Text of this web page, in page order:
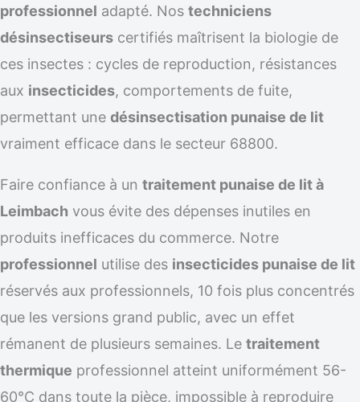
professionnel adapté. Nos techniciens
désinsectiseurs certifiés maîtrisent la biologie de
ces insectes : cycles de reproduction, résistances
aux insecticides, comportements de fuite,
permettant une désinsectisation punaise de lit
vraiment efficace dans le secteur 68800.
Faire confiance à un traitement punaise de lit à
Leimbach vous évite des dépenses inutiles en
produits inefficaces du commerce. Notre
professionnel utilise des insecticides punaise de lit
réservés aux professionnels, 10 fois plus concentrés
que les versions grand public, avec un effet
rémanent de plusieurs semaines. Le traitement
thermique professionnel atteint uniformément 56-
60°C dans toute la pièce, impossible à reproduire